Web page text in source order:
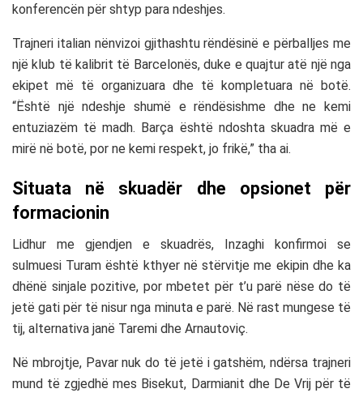
konferencën për shtyp para ndeshjes.
Trajneri italian nënvizoi gjithashtu rëndësinë e përballjes me
një klub të kalibrit të Barcelonës, duke e quajtur atë një nga
ekipet më të organizuara dhe të kompletuara në botë.
“Është një ndeshje shumë e rëndësishme dhe ne kemi
entuziazëm të madh. Barça është ndoshta skuadra më e
mirë në botë, por ne kemi respekt, jo frikë,” tha ai.
Situata në skuadër dhe opsionet për
formacionin
Lidhur me gjendjen e skuadrës, Inzaghi konfirmoi se
sulmuesi Turam është kthyer në stërvitje me ekipin dhe ka
dhënë sinjale pozitive, por mbetet për t’u parë nëse do të
jetë gati për të nisur nga minuta e parë. Në rast mungese të
tij, alternativa janë Taremi dhe Arnautoviç.
Në mbrojtje, Pavar nuk do të jetë i gatshëm, ndërsa trajneri
mund të zgjedhë mes Bisekut, Darmianit dhe De Vrij për të